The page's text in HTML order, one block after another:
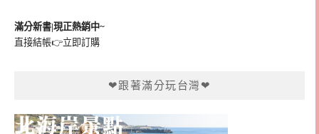
滿分新書|現正熱銷中~
直接結帳👉立即訂購
❤跟著滿分玩台灣❤